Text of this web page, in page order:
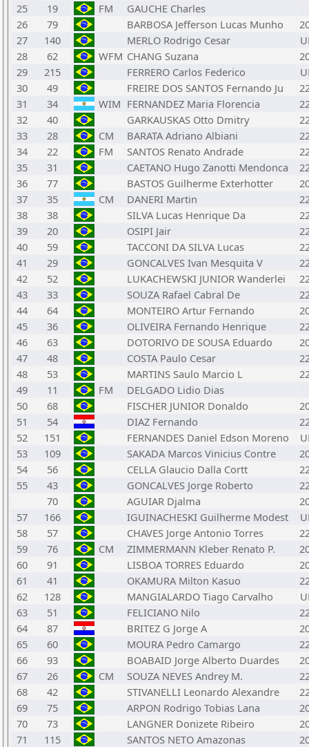
25
19 FM
GAUCHE Charles
26
79 BARBOSA Jefferson Lucas Munho
27
140 MERLO Rodrigo Cesar
28
62 WFM CHANG Suzana
29
215 FERRERO Carlos Federico
30
49 FREIRE DOS SANTOS Fernando Ju
31
34 WIM FERNANDEZ Maria Florencia
32
40 GARKAUSKAS Otto Dmitry
33
28 CM BARATA Adriano Albiani
34
22 FM SANTOS Renato Andrade
35
31 CAETANO Hugo Zanotti Mendonca
36
77 BASTOS Guilherme Exterhotter
37
35 CM DANERI Martin
38
38 SILVA Lucas Henrique Da
39
20 OSIPI Jair
40
59 TACCONI DA SILVA Lucas
41
29 GONCALVES Ivan Mesquita V
42
52 LUKACHEWSKI JUNIOR Wanderlei
43
33 SOUZA Rafael Cabral De
44
64 MONTEIRO Artur Fernando
45
36 OLIVEIRA Fernando Henrique
46
63 DOTORIVO DE SOUSA Eduardo
47
48 COSTA Paulo Cesar
48
53 MARTINS Saulo Marcio L
49
11 FM
DELGADO Lidio Dias
50
68 FISCHER JUNIOR Donaldo
51
54 DIAZ Fernando
52
151 FERNANDES Daniel Edson Moreno
53
109 SAKADA Marcos Vinicius Contre
54
56 CELLA Glaucio Dalla Cortt
55
43 GONCALVES Jorge Roberto
70
AGUIAR Djalma
57
166 IGUINACHESKI Guilherme Modest
58
57 CHAVES Jorge Antonio Torres
59
76 CM ZIMMERMANN Kleber Renato P.
60
91 LISBOA TORRES Eduardo
61
41 OKAMURA Milton Kasuo
62
128 MANGIALARDO Tiago Carvalho
63
51 FELICIANO Nilo
64
87 BRITEZ G Jorge A
65
60 MOURA Pedro Camargo
66
93 BOABAID Jorge Alberto Duardes
67
26 CM SOUZA NEVES Andrey M.
68
42 STIVANELLI Leonardo Alexandre
69
75 ARPON Rodrigo Tobias Lana
70
73 LANGNER Donizete Ribeiro
71
115 SANTOS NETO Amazonas